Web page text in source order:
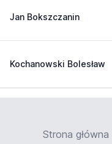
Jan Bokszczanin
Kochanowski Bolesław
Strona główna